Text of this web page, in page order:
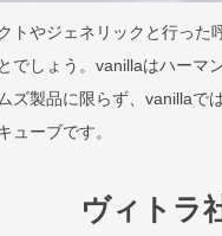
トやジェネリックと行っ
でしょう。vanillaはハーマ
ズ製品に限らず、vanillaで
ューブです。
ヴィトラ